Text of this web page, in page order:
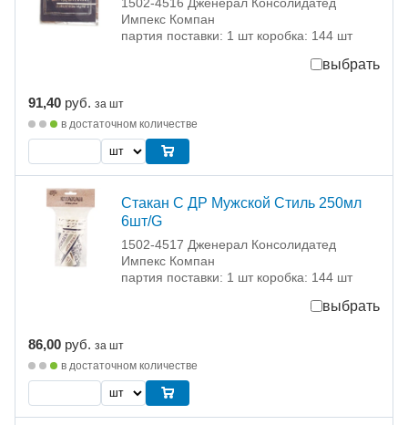
Импекс Компан
партия поставки: 1 шт коробка: 144 шт
выбрать
91,40 руб. за шт
в достаточном количестве
Стакан С ДР Мужской Стиль 250мл
6шт/G
1502-4517 Дженерал Консолидатед
Импекс Компан
партия поставки: 1 шт коробка: 144 шт
выбрать
86,00 руб. за шт
в достаточном количестве